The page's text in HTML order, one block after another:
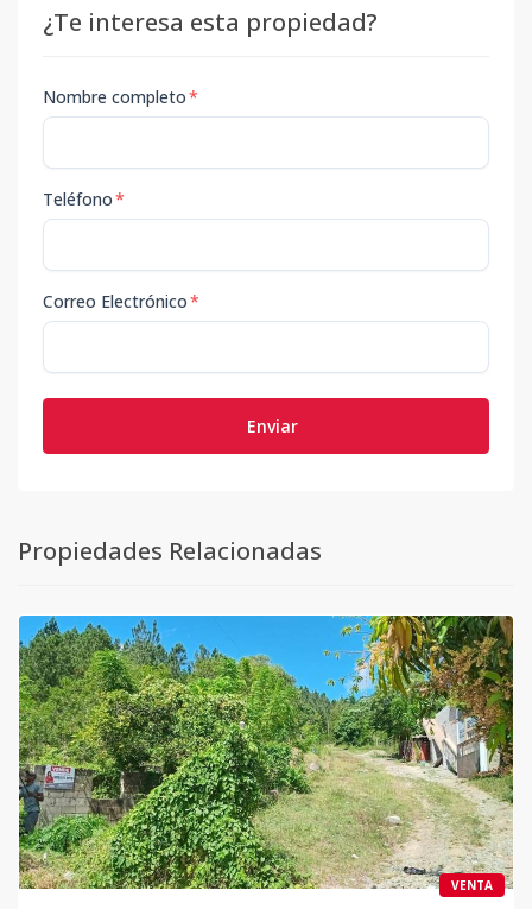
¿Te interesa esta propiedad?
Nombre completo*
Teléfono*
Correo Electrónico*
Enviar
Propiedades Relacionadas
VENTA